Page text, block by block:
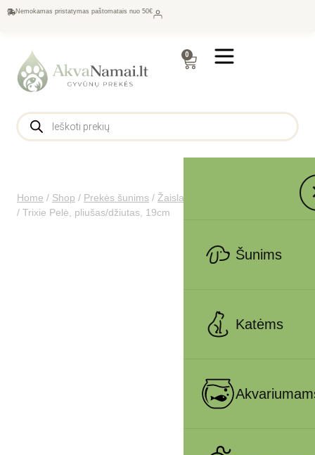
Nemokamas pristatymas paštomatais nuo 50€
0
Šunims
Katėms
Home / Shop / Prekės šunims / Žaislai
/ Trixie Pelė, pliušas/džiutas, 19cm